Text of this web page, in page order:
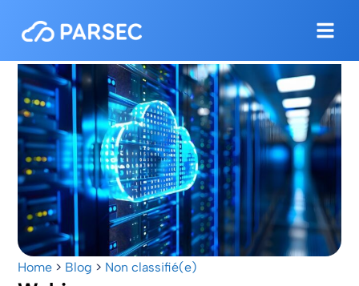
Home > Blog > Non classifié(e)